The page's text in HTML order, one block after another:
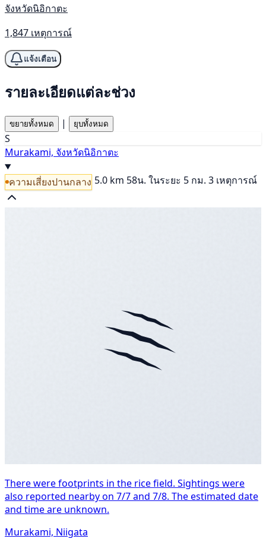
จังหวัดนิอิกาตะ
1,847 เหตุการณ์
แจ้งเตือน
รายละเอียดแต่ละช่วง
ขยายทั้งหมด | ยุบทั้งหมด
S
Murakami, จังหวัดนิอิกาตะ
ความเสี่ยงปานกลาง 5.0 km 58น. ในระยะ 5 กม. 3 เหตุการณ์
There were footprints in the rice field. Sightings were
also reported nearby on 7/7 and 7/8. The estimated date
and time are unknown.
Murakami, Niigata